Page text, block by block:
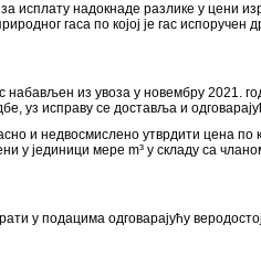
исплату надокнаде разлике у цени
гаса по којој је гас испоручен
набављен из увоза у новембру 2021.
уз исправу се доставља и
и недвосмислено утврдити цена по
у јединици мере m³ у складу са
у подацима одговарајућу